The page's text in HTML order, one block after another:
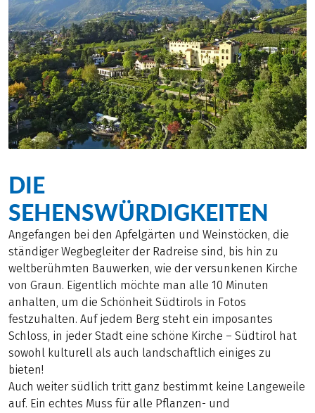
DIE
SEHENSWÜRDIGKEITEN
Angefangen bei den Apfelgärten und Weinstöcken, die
ständiger Wegbegleiter der Radreise sind, bis hin zu
weltberühmten Bauwerken, wie der versunkenen Kirche
von Graun. Eigentlich möchte man alle 10 Minuten
anhalten, um die Schönheit Südtirols in Fotos
festzuhalten. Auf jedem Berg steht ein imposantes
Schloss, in jeder Stadt eine schöne Kirche – Südtirol hat
sowohl kulturell als auch landschaftlich einiges zu
bieten!
Auch weiter südlich tritt ganz bestimmt keine Langeweile
auf. Ein echtes Muss für alle Pflanzen- und